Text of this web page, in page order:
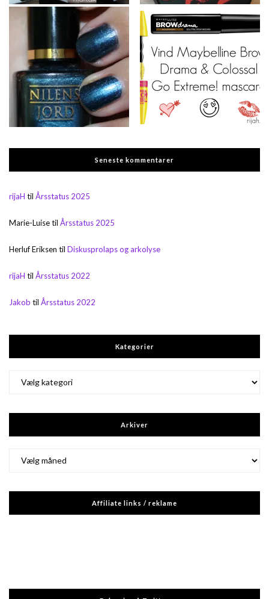
Seneste kommentarer
rijaH til Årsstatus 2025
Marie-Luisetil Årsstatus 2025
Herluf Eriksen til Diskusprolaps og arkolyse
rijaH til Årsstatus 2022
Jakob til Årsstatus 2022
Kategorier
Arkiver
Affiliate links / reklame